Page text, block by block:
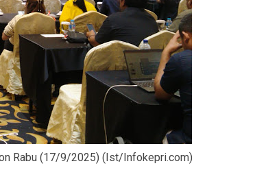
Rabu (17/9/2025) (Ist/Infokepri.com)